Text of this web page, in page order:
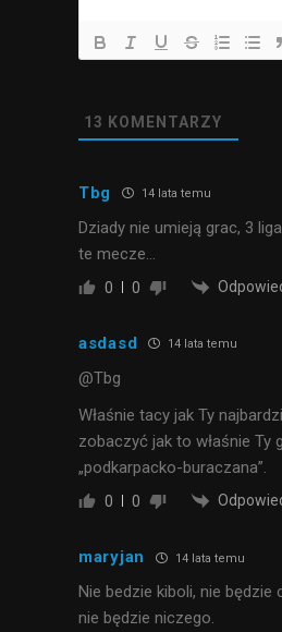
13 KOMENTARZY
Tbg 14 lata temu
Dziady nie umieją grac, 3
te mecze…
0 0
asdasd 14 lata temu
@Tbg
Właśnie tacy jak Ty
zobaczyć jak to właśnie
„podkarpacko-buraczana”.
0 0
maryjan 14 lata temu
Nie bedzie kiboli, nie będzie
nie będzie niczego.